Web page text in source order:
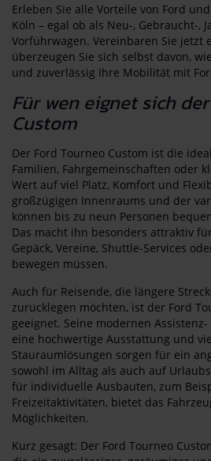
Erleben Sie alle Vorteile von Ford
Köln – egal ob als Neu-, Gebraucht-,
Vorführwagen. Vereinbaren Sie jetzt
überzeugen Sie sich selbst davon,
und zuverlässig Ihre Mobilität mit
Für wen eignet sich
Custom
Der Ford Tourneo Custom ist die
Familien, Fahrgemeinschaften oder
Wert auf viel Platz, Komfort und
großzügigen Innenraums und der
können bis zu neun Personen
Das macht ihn besonders attraktiv
Gepäck, Vereine, Shuttle-Services
bewegen müssen.
Auch für Reisende, die längere
zurücklegen möchten, ist der Ford
geeignet. Seine modernen
eine hochwertige Ausstattung und
Stauraumlösungen sorgen für ein
sowohl im Alltag als auch auf
für individuelle Ausbauten, zum
Freizeitaktivitäten, bietet das
Möglichkeiten.
Kurz gesagt: Der Ford Tourneo